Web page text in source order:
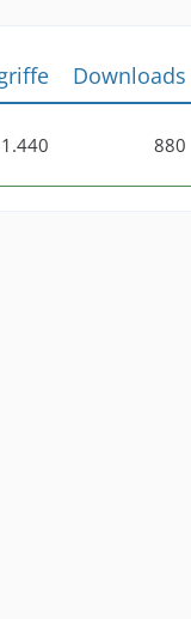
Downloads
1.440 880